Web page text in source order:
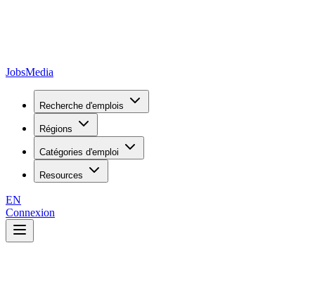
JobsMedia
Recherche d'emplois
Régions
Catégories d'emploi
Resources
EN
Connexion